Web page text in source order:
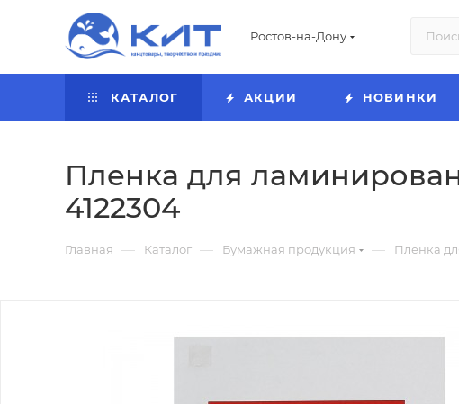
Ростов-на-Дону
КАТАЛОГ АКЦИИ НОВИНКИ
Пленка для
4122304
Главная — Каталог — Бумажная продукция — Пленка